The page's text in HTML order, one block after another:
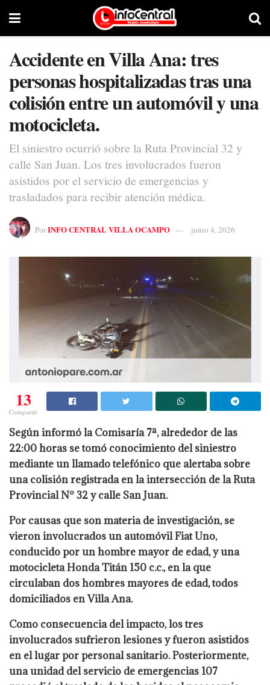
Accidente en Villa Ana: tres
personas hospitalizadas tras una
colisión entre un automóvil y una
motocicleta.
El siniestro ocurrió sobre la Ruta Provincial 32 y
calle San Juan. Los tres involucrados fueron
asistidos por el servicio de emergencias y
trasladados para recibir atención médica.
PorINFO CENTRAL VILLA OCAMPO junio 4, 2026
13
Compartir
Según informó la Comisaría 7ª, alrededor de las
22:00 horas se tomó conocimiento del siniestro
mediante un llamado telefónico que alertaba sobre
una colisión registrada en la intersección de la Ruta
Provincial N° 32 y calle San Juan.
Por causas que son materia de investigación, se
vieron involucrados un automóvil Fiat Uno,
conducido por un hombre mayor de edad, y una
motocicleta Honda Titán 150 c.c., en la que
circulaban dos hombres mayores de edad, todos
domiciliados en Villa Ana.
Como consecuencia del impacto, los tres
involucrados sufrieron lesiones y fueron asistidos
en el lugar por personal sanitario. Posteriormente,
una unidad del servicio de emergencias 107